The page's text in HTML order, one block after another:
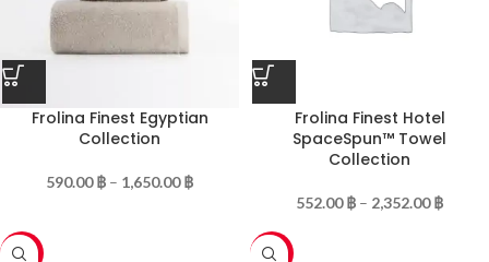
Frolina Finest Egyptian
Collection
590.00฿ – 1,650.00฿
Frolina Finest Hotel
SpaceSpun™ Towel
Collection
552.00฿ – 2,352.00฿
-20% -20%